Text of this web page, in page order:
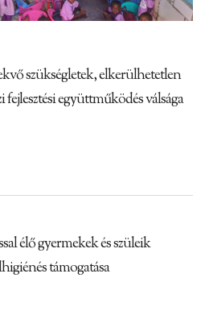
szükségletek, elkerülhetetlen
együttműködés válsága
élő gyermekek és szüleik
támogatása